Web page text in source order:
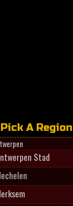
Pick A Region
Stad